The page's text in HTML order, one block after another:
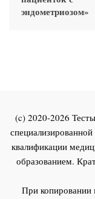
эндометриозом»
(c) 2020-2026 Тесты
специализированной
квалификации
образованием.
При копировании